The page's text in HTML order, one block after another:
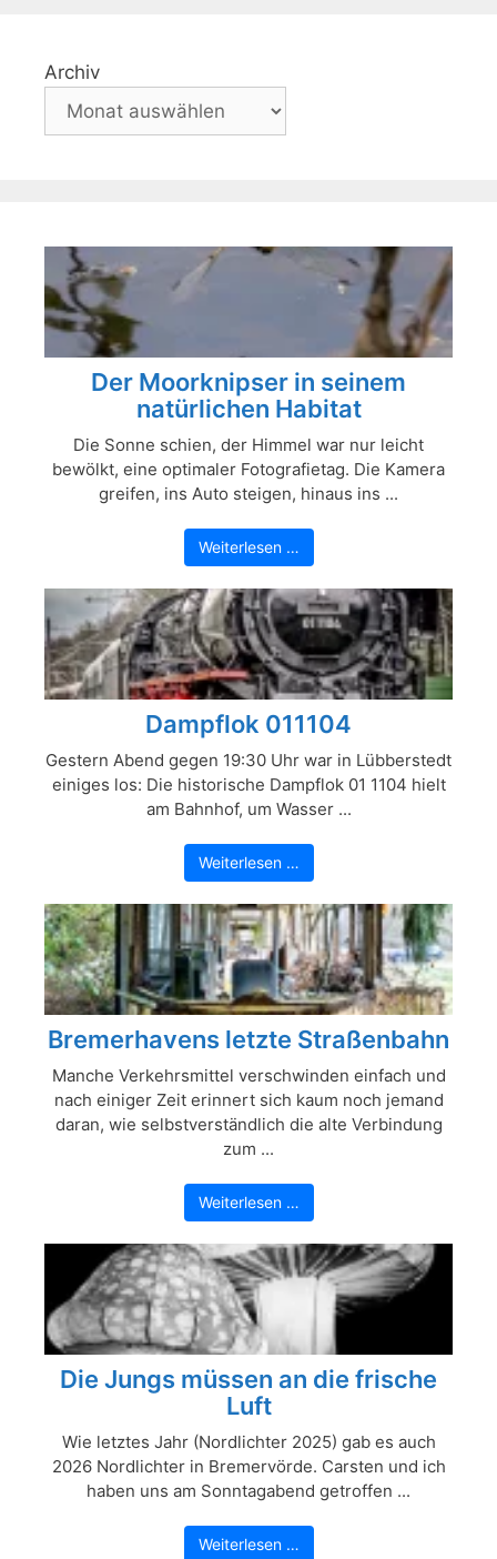
Archiv
Der Moorknipser in seinem
natürlichen Habitat
Die Sonne schien, der Himmel war nur leicht
bewölkt, eine optimaler Fotografietag. Die Kamera
greifen, ins Auto steigen, hinaus ins ...
Weiterlesen …
Dampflok 011104
Gestern Abend gegen 19:30 Uhr war in Lübberstedt
einiges los: Die historische Dampflok 01 1104 hielt
am Bahnhof, um Wasser ...
Weiterlesen …
Bremerhavens letzte Straßenbahn
Manche Verkehrsmittel verschwinden einfach und
nach einiger Zeit erinnert sich kaum noch jemand
daran, wie selbstverständlich die alte Verbindung
zum ...
Weiterlesen …
Die Jungs müssen an die frische
Luft
Wie letztes Jahr (Nordlichter 2025) gab es auch
2026 Nordlichter in Bremervörde. Carsten und ich
haben uns am Sonntagabend getroffen ...
Weiterlesen …